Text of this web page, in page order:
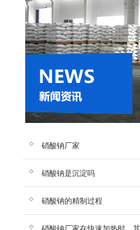
硝酸钠厂家
硝酸钠是沉淀吗
硝酸钠的精制过程